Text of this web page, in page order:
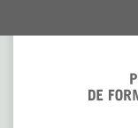
au
au